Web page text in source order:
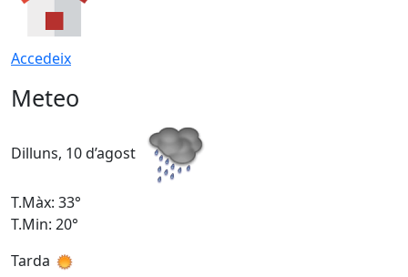
Accedeix
Meteo
Dilluns, 10 d’agost
T.Màx: 33°
T.Min: 20°
Tarda